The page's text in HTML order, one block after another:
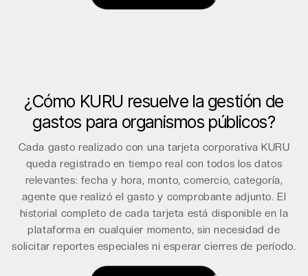
¿Cómo KURU resuelve la gestión de
gastos para organismos públicos?
Cada gasto realizado con una tarjeta corporativa KURU
queda registrado en tiempo real con todos los datos
relevantes: fecha y hora, monto, comercio, categoría,
agente que realizó el gasto y comprobante adjunto. El
historial completo de cada tarjeta está disponible en la
plataforma en cualquier momento, sin necesidad de
solicitar reportes especiales ni esperar cierres de período.